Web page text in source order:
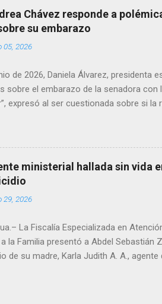
Chávez responde a
su embarazo
05, 2026
de 2026, Daniela Álvarez, presidenta
sobre el embarazo de la senadora con
expresó al ser cuestionada sobre si
porque hay muchas emociones
se le ocurre cruzar y luego le den un
ser cuidadosa porque los personajes
pase que pase, que pase', todos
polémicas al trasladar la
ministerial hallada sin vida
29, 2026
La Fiscalía Especializada en
la Familia presentó a Abdel Sebastián
de su madre, Karla Judith A. A.,
a causa de traumatismo